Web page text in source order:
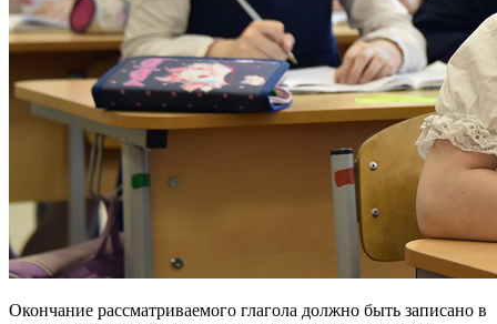
Окончание рассматриваемого глагола должно быть записано в